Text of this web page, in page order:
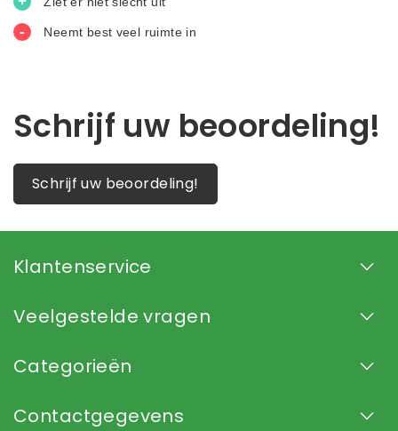
Schrijf uw beoordeling!
Schrijf uw beoordeling!
Klantenservice
Veelgestelde vragen
Categorieën
Contactgegevens